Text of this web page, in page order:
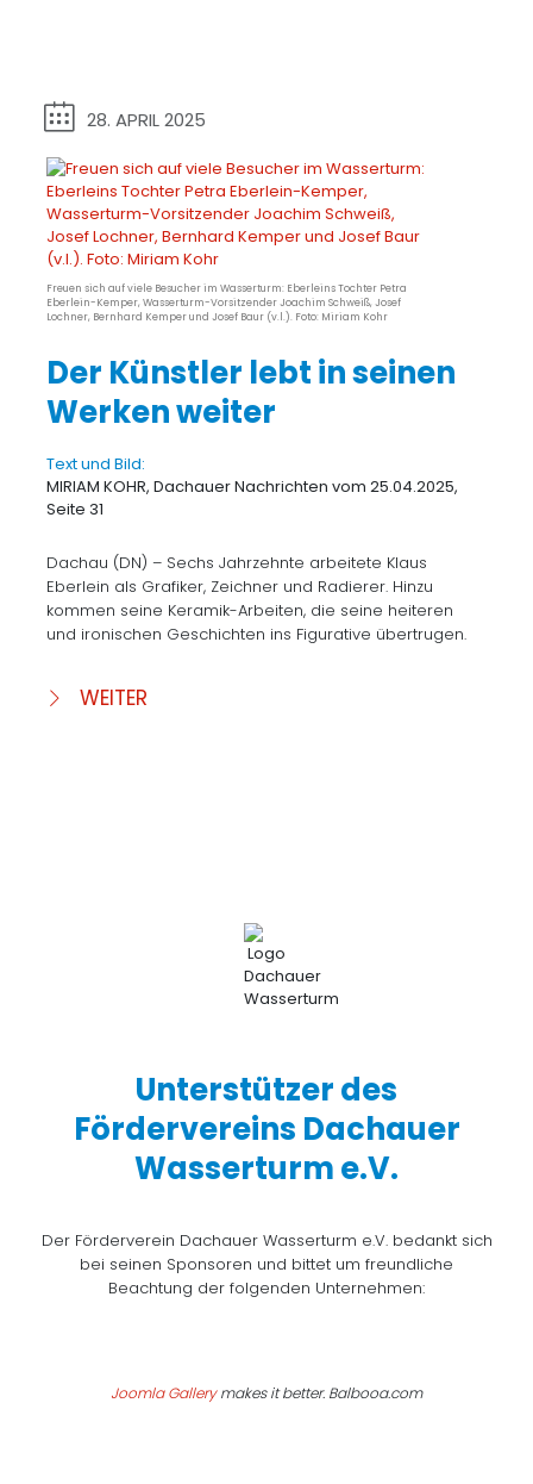
28. APRIL 2025
Freuen sich auf viele Besucher im Wasserturm: Eberleins Tochter Petra
Eberlein-Kemper, Wasserturm-Vorsitzender Joachim Schweiß, Josef
Lochner, Bernhard Kemper und Josef Baur (v.l.). Foto: Miriam Kohr
Der Künstler lebt in seinen
Werken weiter
Text und Bild:
MIRIAM KOHR, Dachauer Nachrichten vom 25.04.2025,
Seite 31
Dachau (DN) – Sechs Jahrzehnte arbeitete Klaus
Eberlein als Grafiker, Zeichner und Radierer. Hinzu
kommen seine Keramik-Arbeiten, die seine heiteren
und ironischen Geschichten ins Figurative übertrugen.
WEITER
Unterstützer des
Fördervereins Dachauer
Wasserturm e.V.
Der Förderverein Dachauer Wasserturm e.V. bedankt sich
bei seinen Sponsoren und bittet um freundliche
Beachtung der folgenden Unternehmen:
Joomla Gallerymakes it better. Balbooa.com